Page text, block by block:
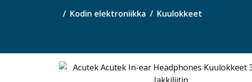
Kodin elektroniikka Kuulokkeet